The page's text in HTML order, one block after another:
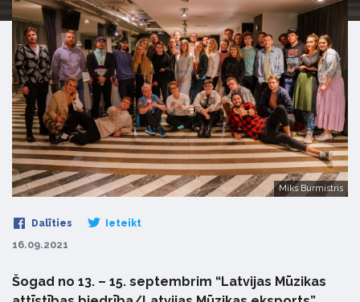
Miks Burmistris
Dalīties Ieteikt
16.09.2021
Šogad no 13. – 15. septembrim “Latvijas Mūzikas